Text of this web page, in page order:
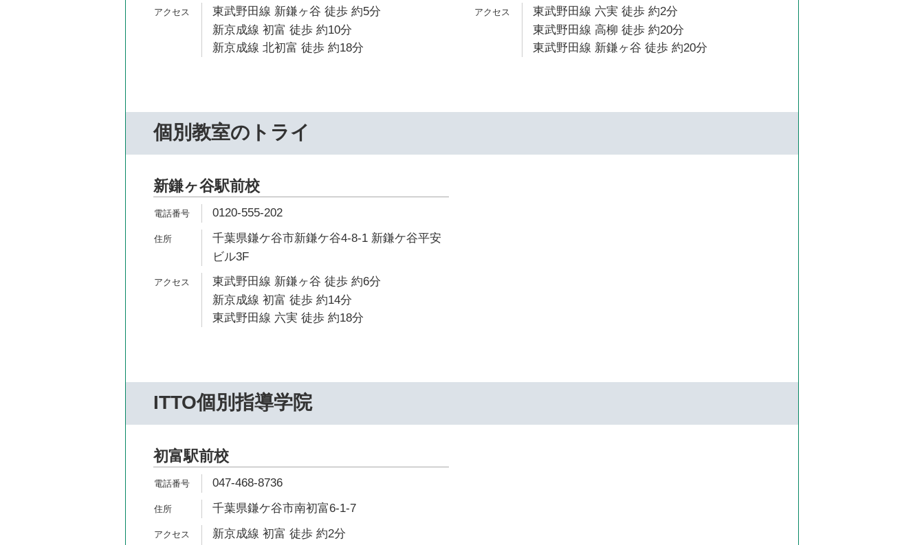
東武野田線 新鎌ヶ谷 徒歩 約5分
新京成線 初富 徒歩 約10分
新京成線 北初富 徒歩 約18分
東武野田線 六実 徒歩 約2分
東武野田線 高柳 徒歩 約20分
東武野田線 新鎌ヶ谷 徒歩 約20分
個別教室のトライ
新鎌ヶ谷駅前校
0120-555-202
千葉県鎌ケ谷市新鎌ケ谷4-8-1 新鎌ケ谷平安
ビル3F
東武野田線 新鎌ヶ谷 徒歩 約6分
新京成線 初富 徒歩 約14分
東武野田線 六実 徒歩 約18分
ITTO個別指導学院
初富駅前校
047-468-8736
千葉県鎌ケ谷市南初富6-1-7
新京成線 初富 徒歩 約2分